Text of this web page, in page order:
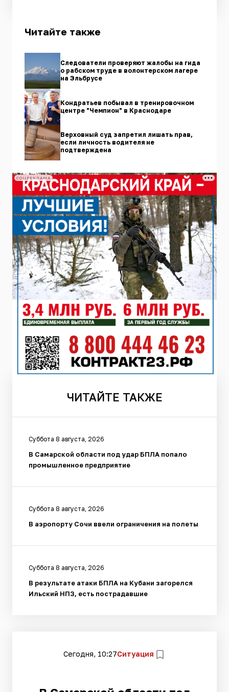
Читайте также
Следователи проверяют жалобы на гида
о рабском труде в волонтерском лагере
на Эльбрусе
Кондратьев побывал в тренировочном
центре "Чемпион" в Краснодаре
Верховный суд запретил лишать прав,
если личность водителя не
подтверждена
СОЦРЕКЛАМА
ЧИТАЙТЕ ТАКЖЕ
Суббота 8 августа, 2026
В Самарской области под удар БПЛА попало
промышленное предприятие
Суббота 8 августа, 2026
В аэропорту Сочи ввели ограничения на полеты
Суббота 8 августа, 2026
В результате атаки БПЛА на Кубани загорелся
Ильский НПЗ, есть пострадавшие
Сегодня, 10:27Ситуация